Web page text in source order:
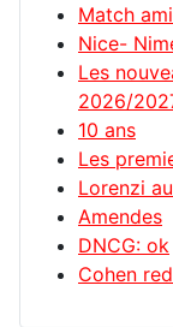
Match
Nice-
Les
2026/
10 ans
Les
Lorenzi
Amendes
DNCG: ok
Cohen